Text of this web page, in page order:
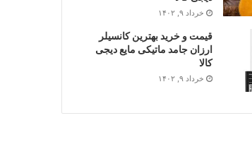
خرداد ۹, ۱۴۰۲
قیمت و خرید بهترین کانسیلر
ارزان جامد ماتیکی مایع دیجی
کالا
خرداد ۹, ۱۴۰۲